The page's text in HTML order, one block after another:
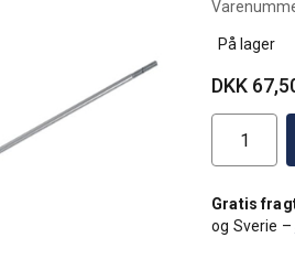
På lager
DKK
Gratis
og Sverie –